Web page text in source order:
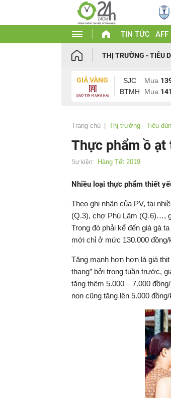
TIN TỨC AFF
THỊ TRƯỜNG - TIÊU
GIÁ VÀNG SJC Mua
BTMH
Mua
Trang chủ Thị trường - Tiêu
Thực phẩm ồ
Sự kiện: Hàng Tết 2019
Nhiều loại thực phẩm thiết
Theo ghi nhận của PV, tại
(Q.3), chợ Phú Lâm (Q.6)…,
Trong đó phải kể đến giá gà
mới chỉ ở mức 130.000 đồng/
Tăng mạnh hơn hơn là giá
thang” bởi trong tuần trước,
tăng thêm 5.000 – 7.000
non cũng tăng lên 5.000